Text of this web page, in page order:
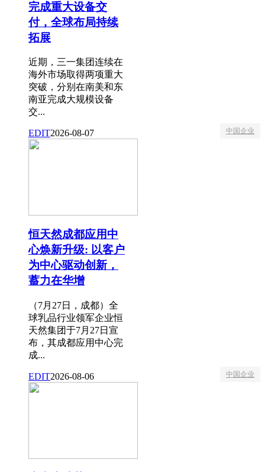
完成重大设备交
付，全球布局持续
拓展
近期，三一集团连续在
海外市场取得两项重大
突破，分别在南美和东
南亚完成大规模设备
交...
EDIT2026-08-07 中国企业
恒天然成都应用中
心焕新升级: 以客户
为中心驱动创新，
蓄力在华增
（7月27日，成都）全
球乳品行业领军企业恒
天然集团于7月27日宣
布，其成都应用中心完
成...
EDIT2026-08-06 中国企业